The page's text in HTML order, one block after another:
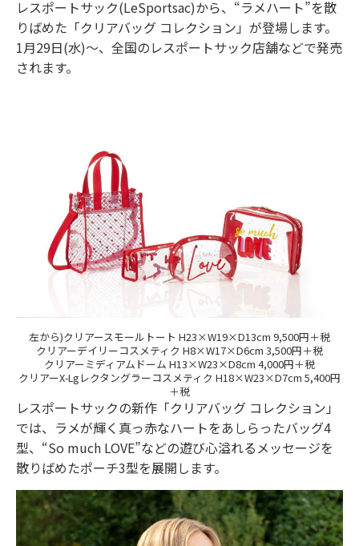
レスポートサック(LeSportsac)から、“ラメハート”を散
りばめた「クリアバッグ コレクション」が登場します。
1月29日(水)～、全国のレスポートサック店舗などで発売
されます。
左から)クリアースモールトート H23×W19×D13cm 9,500円＋税
クリアーデイリーコスメティク H8×W17×D6cm 3,500円＋税
クリアーミディアムドーム H13×W23×D8cm 4,000円＋税
クリアーX-Lgレクタングラーコスメティク H18×W23×D7cm 5,400円
＋税
レスポートサックの新作「クリアバッグ コレクション」
では、ラメが輝く真っ赤なハートをあしらったバッグ4
型、“So much LOVE”などの遊び心溢れるメッセージを
散りばめたポーチ3型を展開します。